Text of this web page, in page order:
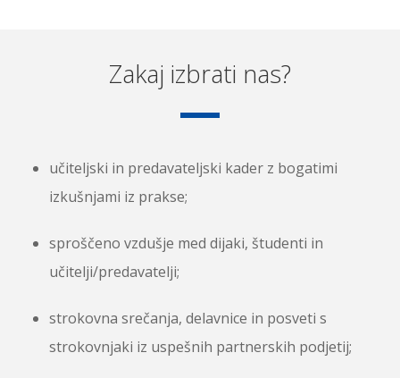
Zakaj izbrati nas?
učiteljski in predavateljski kader z bogatimi
izkušnjami iz prakse;
sproščeno vzdušje med dijaki, študenti in
učitelji/predavatelji;
strokovna srečanja, delavnice in posveti s
strokovnjaki iz uspešnih partnerskih podjetij;